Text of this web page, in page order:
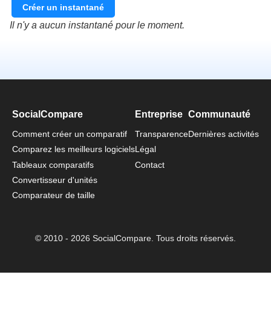
Créer un instantané
Il n'y a aucun instantané pour le moment.
SocialCompare
Comment créer un comparatif
Comparez les meilleurs logiciels
Tableaux comparatifs
Convertisseur d'unités
Comparateur de taille
Entreprise
Transparence
Légal
Contact
Communauté
Dernières activités
© 2010 - 2026 SocialCompare. Tous droits réservés.